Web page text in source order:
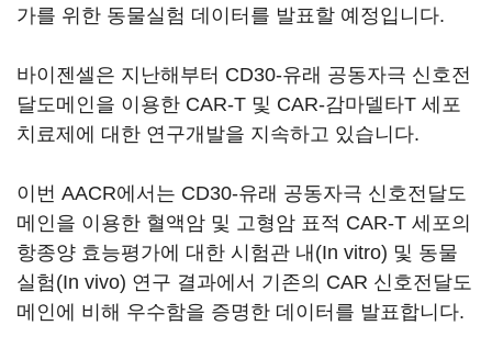
가를 위한 동물실험 데이터를 발표할 예정입니다.
바이젠셀은 지난해부터 CD30-유래 공동자극 신호전
달도메인을 이용한 CAR-T 및 CAR-감마델타T 세포
치료제에 대한 연구개발을 지속하고 있습니다.
이번 AACR에서는 CD30-유래 공동자극 신호전달도
메인을 이용한 혈액암 및 고형암 표적 CAR-T 세포의
항종양 효능평가에 대한 시험관 내(In vitro) 및 동물
실험(In vivo) 연구 결과에서 기존의 CAR 신호전달도
메인에 비해 우수함을 증명한 데이터를 발표합니다.